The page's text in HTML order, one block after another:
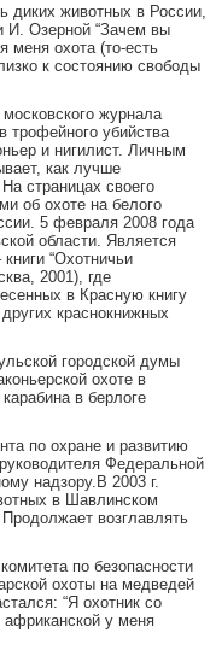
диких животных в России,
И. Озерной “Зачем вы
меня охота (то-есть
к состоянию свободы
журнала
трофейного убийства
и нигилист. Личным
как лучше
страницах своего
об охоте на белого
5 февраля 2008 года
области. Является
“Охотничьи
2001), где
в Красную книгу
краснокнижных
городской думы
охоте в
в берлоге
по охране и развитию
Федеральной
надзору.В 2003 г.
в Шавлинском
возглавлять
по безопасности
охоты на медведей
“Я охотник со
африканской у меня